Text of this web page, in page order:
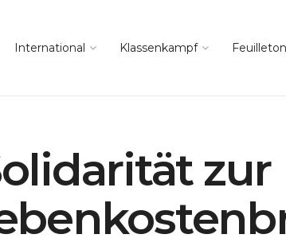
International Klassenkampf Feuilleton
zur